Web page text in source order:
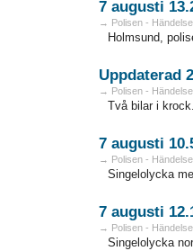
7 augusti
→ Polisen -
Holmsund,
Uppdaterad
→ Polisen -
Två bilar i
7 augusti
→ Polisen -
Singelolycka
7 augusti
→ Polisen -
Singelolycka